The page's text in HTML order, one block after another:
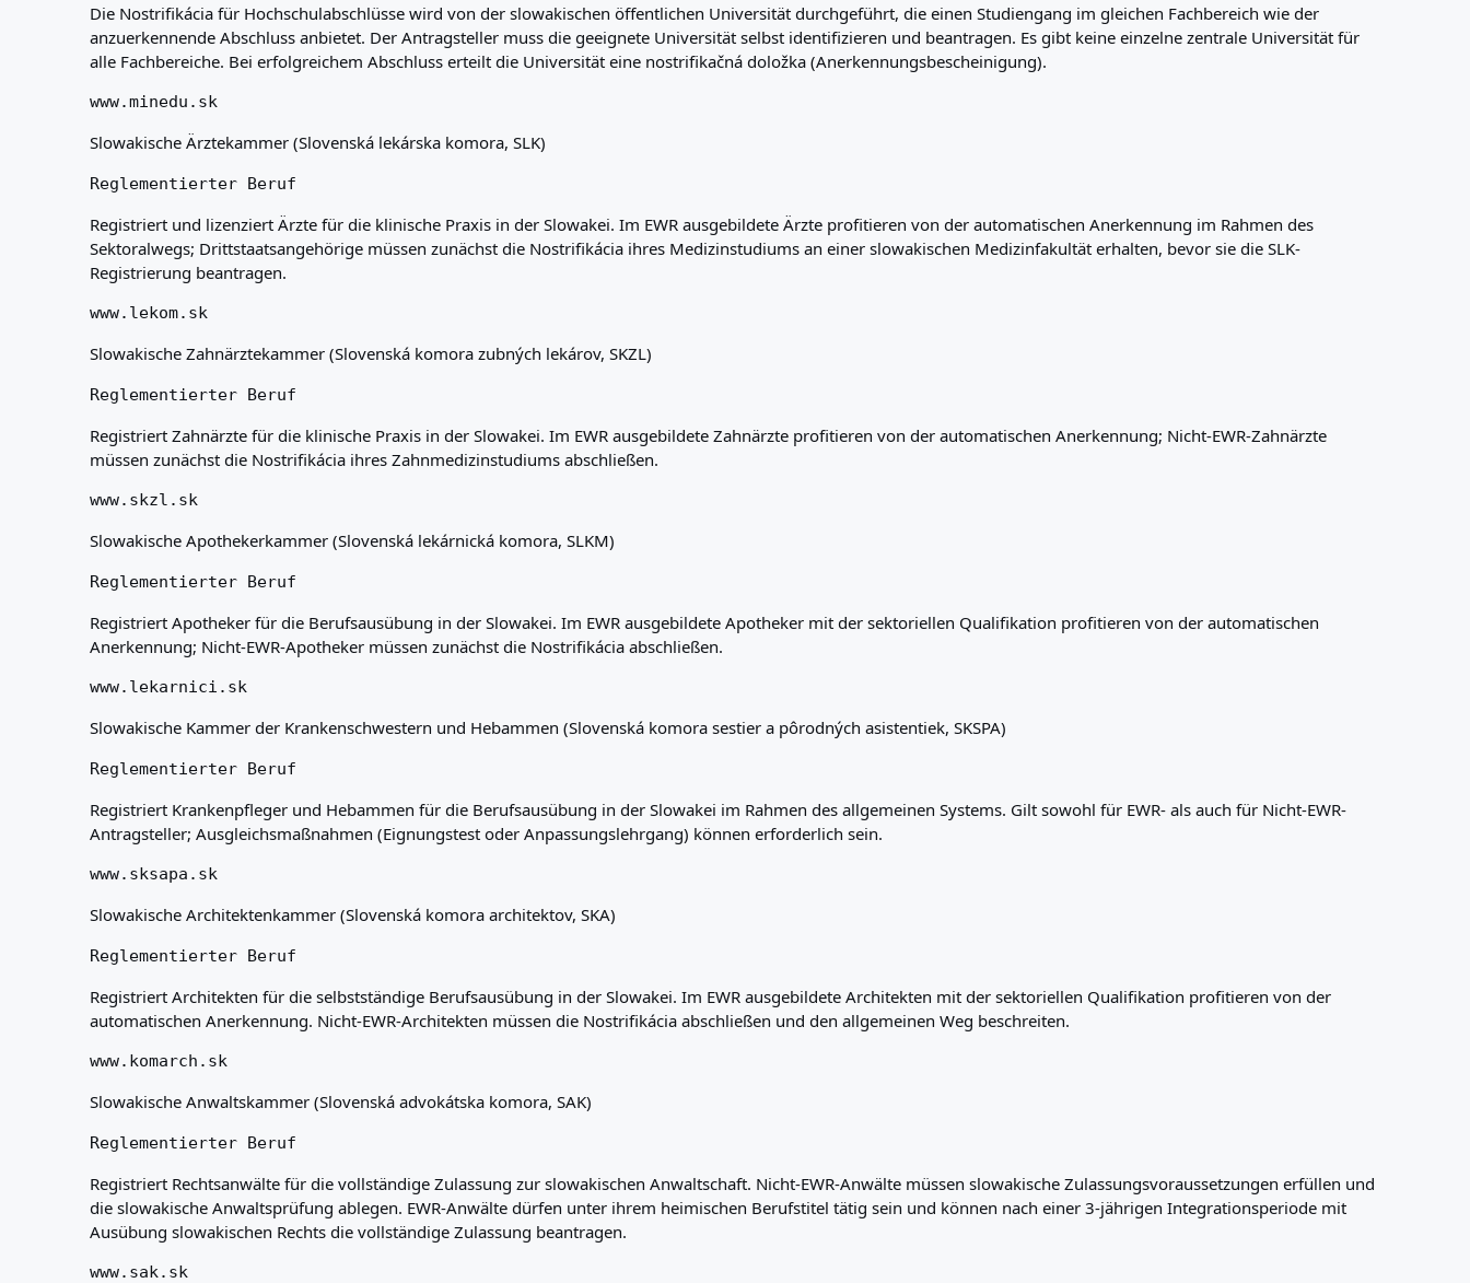
Die Nostrifikácia für Hochschulabschlüsse wird von der slowakischen öffentlichen Universität durchgeführt, die einen Studiengang im gleichen Fachbereich wie der
anzuerkennende Abschluss anbietet. Der Antragsteller muss die geeignete Universität selbst identifizieren und beantragen. Es gibt keine einzelne zentrale Universität für
alle Fachbereiche. Bei erfolgreichem Abschluss erteilt die Universität eine nostrifikačná doložka (Anerkennungsbescheinigung).
www.minedu.sk
Slowakische Ärztekammer (Slovenská lekárska komora, SLK)
Reglementierter Beruf
Registriert und lizenziert Ärzte für die klinische Praxis in der Slowakei. Im EWR ausgebildete Ärzte profitieren von der automatischen Anerkennung im Rahmen des
Sektoralwegs; Drittstaatsangehörige müssen zunächst die Nostrifikácia ihres Medizinstudiums an einer slowakischen Medizinfakultät erhalten, bevor sie die SLK-
Registrierung beantragen.
www.lekom.sk
Slowakische Zahnärztekammer (Slovenská komora zubných lekárov, SKZL)
Reglementierter Beruf
Registriert Zahnärzte für die klinische Praxis in der Slowakei. Im EWR ausgebildete Zahnärzte profitieren von der automatischen Anerkennung; Nicht-EWR-Zahnärzte
müssen zunächst die Nostrifikácia ihres Zahnmedizinstudiums abschließen.
www.skzl.sk
Slowakische Apothekerkammer (Slovenská lekárnická komora, SLKM)
Reglementierter Beruf
Registriert Apotheker für die Berufsausübung in der Slowakei. Im EWR ausgebildete Apotheker mit der sektoriellen Qualifikation profitieren von der automatischen
Anerkennung; Nicht-EWR-Apotheker müssen zunächst die Nostrifikácia abschließen.
www.lekarnici.sk
Slowakische Kammer der Krankenschwestern und Hebammen (Slovenská komora sestier a pôrodných asistentiek, SKSPA)
Reglementierter Beruf
Registriert Krankenpfleger und Hebammen für die Berufsausübung in der Slowakei im Rahmen des allgemeinen Systems. Gilt sowohl für EWR- als auch für Nicht-EWR-
Antragsteller; Ausgleichsmaßnahmen (Eignungstest oder Anpassungslehrgang) können erforderlich sein.
www.sksapa.sk
Slowakische Architektenkammer (Slovenská komora architektov, SKA)
Reglementierter Beruf
Registriert Architekten für die selbstständige Berufsausübung in der Slowakei. Im EWR ausgebildete Architekten mit der sektoriellen Qualifikation profitieren von der
automatischen Anerkennung. Nicht-EWR-Architekten müssen die Nostrifikácia abschließen und den allgemeinen Weg beschreiten.
www.komarch.sk
Slowakische Anwaltskammer (Slovenská advokátska komora, SAK)
Reglementierter Beruf
Registriert Rechtsanwälte für die vollständige Zulassung zur slowakischen Anwaltschaft. Nicht-EWR-Anwälte müssen slowakische Zulassungsvoraussetzungen erfüllen und
die slowakische Anwaltsprüfung ablegen. EWR-Anwälte dürfen unter ihrem heimischen Berufstitel tätig sein und können nach einer 3-jährigen Integrationsperiode mit
Ausübung slowakischen Rechts die vollständige Zulassung beantragen.
www.sak.sk